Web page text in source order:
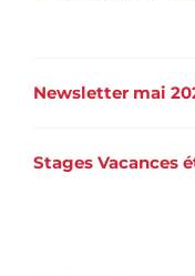
Newsletter mai
Stages Vacances